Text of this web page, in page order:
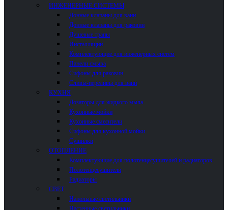
ИНЖЕНЕРНЫЕ СИСТЕМЫ
Донные клапаны для ванн
Донные клапаны для раковин
Душевые трапы
Инсталляции
Комплектующие для инженерных систем
Панели смыва
Сифоны для раковин
Сливы-переливы для ванн
КУХНЯ
Дозаторы для жидкого мыла
Кухонные мойки
Кухонные смесители
Сифоны для кухонной мойки
Сушилки
ОТОПЛЕНИЕ
Комплектующие для полотенцесушителей и радиаторов
Полотенцесушители
Радиаторы
СВЕТ
Напольные светильники
Настенные светильники